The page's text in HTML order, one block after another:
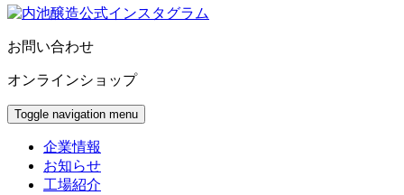
お問い合わせ
オンラインショップ
Toggle navigation menu
企業情報
お知らせ
工場紹介